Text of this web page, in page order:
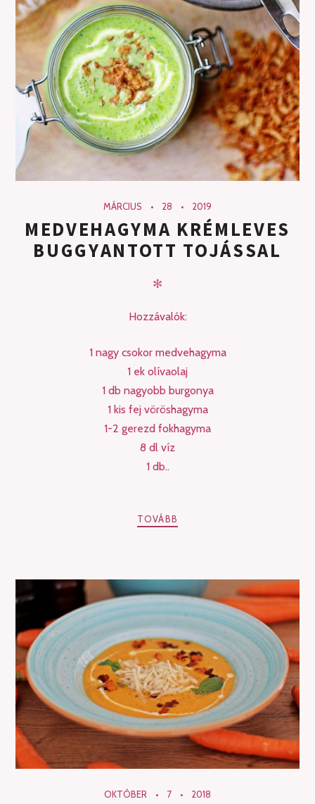
MÁRCIUS 28 2019
MEDVEHAGYMA KRÉMLEVES
BUGGYANTOTT TOJÁSSAL
✻
Hozzávalók:
1 nagy csokor medvehagyma
1 ek olívaolaj
1 db nagyobb burgonya
1 kis fej vöröshagyma
1-2 gerezd fokhagyma
8 dl víz
1 db..
TOVÁBB
OKTÓBER 7 2018